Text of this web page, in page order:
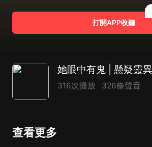
打開APP收聽
316次播放 326條聲音
查看更多